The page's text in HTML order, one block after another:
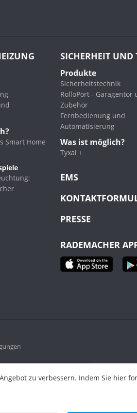
Smart Home
SICHERHEIT UND
Produkte
Sicherheitstechnik
RolloPort - Garagentor
Zubehör
Fernbedienung und
Automatisierung
Was ist möglich?
Tyxal +
EMS
PRESSE
RADEMACHER
zu verbessern. Indem Sie hier
Sie hier fortfahren,